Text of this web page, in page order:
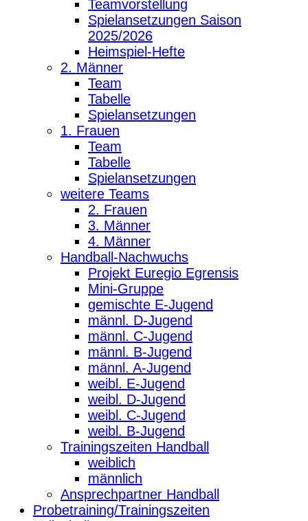
Teamvorstellung
Spielansetzungen Saison
2025/2026
Heimspiel-Hefte
2. Männer
Team
Tabelle
Spielansetzungen
1. Frauen
Team
Tabelle
Spielansetzungen
weitere Teams
2. Frauen
3. Männer
4. Männer
Handball-Nachwuchs
Projekt Euregio Egrensis
Mini-Gruppe
gemischte E-Jugend
männl. D-Jugend
männl. C-Jugend
männl. B-Jugend
männl. A-Jugend
weibl. E-Jugend
weibl. D-Jugend
weibl. C-Jugend
weibl. B-Jugend
Trainingszeiten Handball
weiblich
männlich
Ansprechpartner Handball
Probetraining/Trainingszeiten